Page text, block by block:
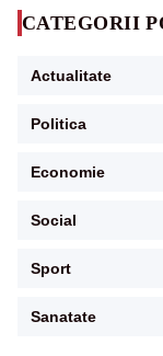
CATEGORII
Actualitate
Politica
Economie
Social
Sport
Sanatate